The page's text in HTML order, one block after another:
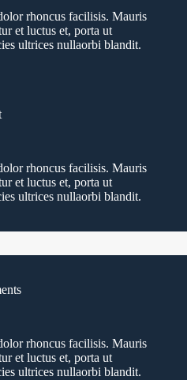
rhoncus facilisis. Mauris
et luctus et, porta ut
ultrices nullaorbi blandit.
rhoncus facilisis. Mauris
et luctus et, porta ut
ultrices nullaorbi blandit.
rhoncus facilisis. Mauris
et luctus et, porta ut
ultrices nullaorbi blandit.